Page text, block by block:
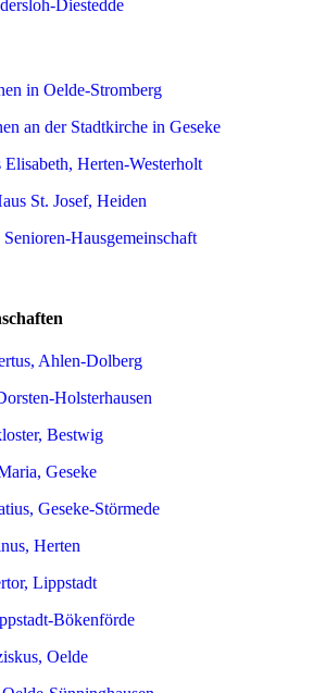
Diestedde
in Oelde-Stromberg
an der Stadtkirche in Geseke
Herten-Westerholt
St. Josef, Heiden
Hausgemeinschaft
Ahlen-Dolberg
Holsterhausen
Bestwig
Geseke
Geseke-Störmede
Herten
Lippstadt
Bökenförde
Oelde